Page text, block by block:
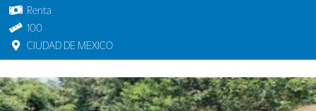
Renta
100
CIUDAD DE MEXICO